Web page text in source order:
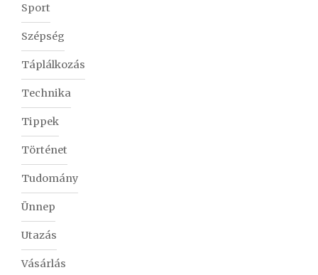
Sport
Szépség
Táplálkozás
Technika
Tippek
Történet
Tudomány
Ünnep
Utazás
Vásárlás